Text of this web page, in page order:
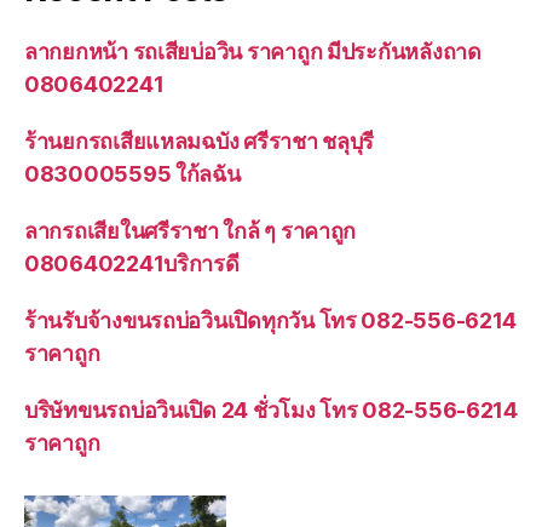
ลากยกหน้า รถเสียบ่อวิน ราคาถูก มีประกันหลังถาด
0806402241
ร้านยกรถเสียแหลมฉบัง ศรีราชา ชลุบุรี
0830005595 ใก้ลฉัน
ลากรถเสียในศรีราชา ใกล้ ๆ ราคาถูก
0806402241บริการดี
ร้านรับจ้างขนรถบ่อวินเปิดทุกวัน โทร 082-556-6214
ราคาถูก
บริษัทขนรถบ่อวินเปิด 24 ชั่วโมง โทร 082-556-6214
ราคาถูก